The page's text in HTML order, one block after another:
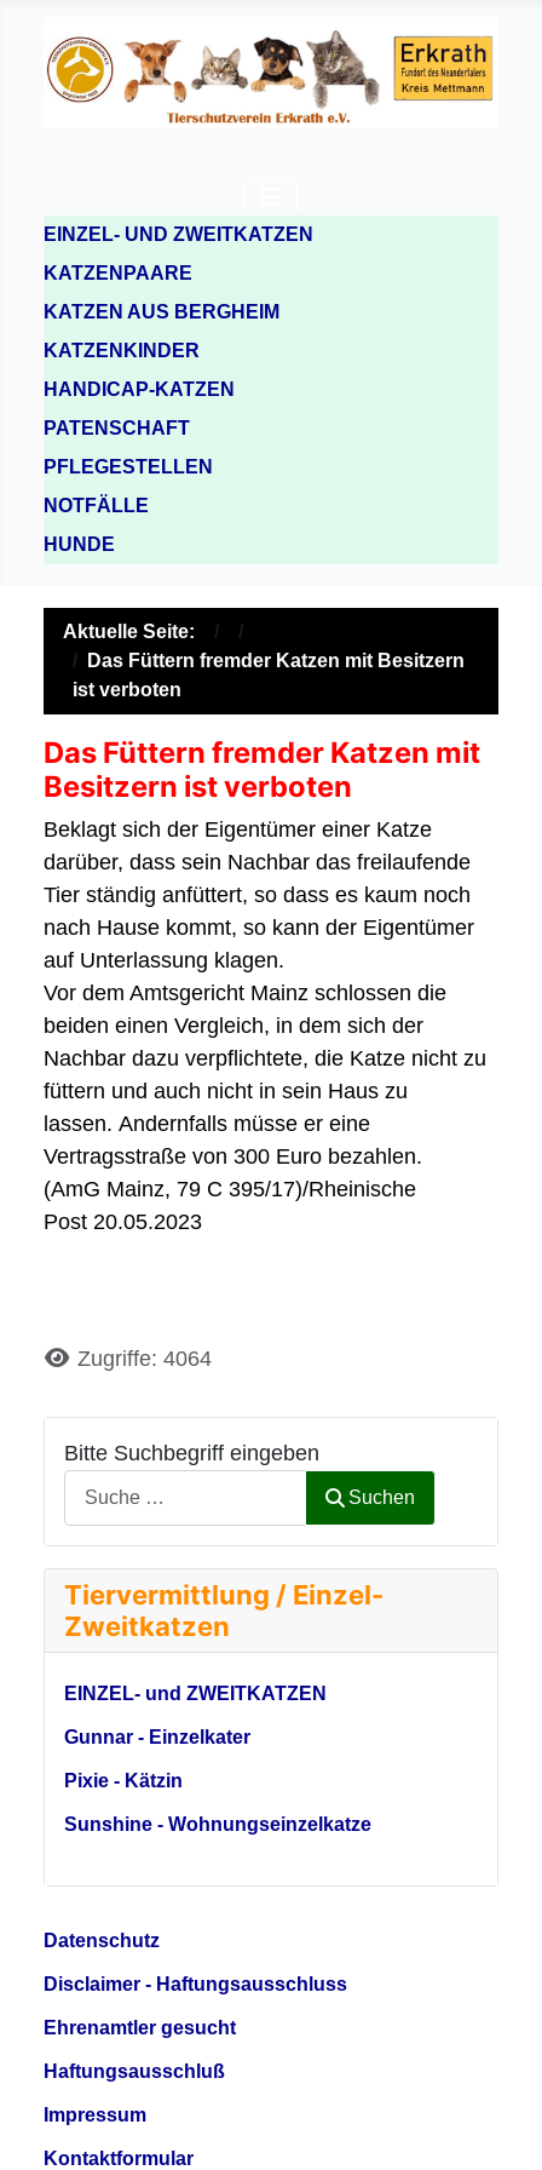
EINZEL- UND ZWEITKATZEN
KATZENPAARE
KATZEN AUS BERGHEIM
KATZENKINDER
HANDICAP-KATZEN
PATENSCHAFT
PFLEGESTELLEN
NOTFÄLLE
HUNDE
Bitte Suchbegriff eingeben
Suchen
Tiervermittlung / Einzel-
Zweitkatzen
EINZEL- und ZWEITKATZEN
Gunnar - Einzelkater
Pixie - Kätzin
Sunshine - Wohnungseinzelkatze
Aktuelle Seite:
Das Füttern fremder Katzen mit Besitzern
ist verboten
Das Füttern fremder Katzen mit
Besitzern ist verboten
Beklagt sich der Eigentümer einer Katze
darüber, dass sein Nachbar das freilaufende
Tier ständig anfüttert, so dass es kaum noch
nach Hause kommt, so kann der Eigentümer
auf Unterlassung klagen.
Vor dem Amtsgericht Mainz schlossen die
beiden einen Vergleich, in dem sich der
Nachbar dazu verpflichtete, die Katze nicht zu
füttern und auch nicht in sein Haus zu
lassen. Andernfalls müsse er eine
Vertragsstraße von 300 Euro bezahlen.
(AmG Mainz, 79 C 395/17)/Rheinische
Post 20.05.2023
DetailsZugriffe: 4064
Datenschutz
Disclaimer - Haftungsausschluss
Ehrenamtler gesucht
Haftungsausschluß
Impressum
Kontaktformular